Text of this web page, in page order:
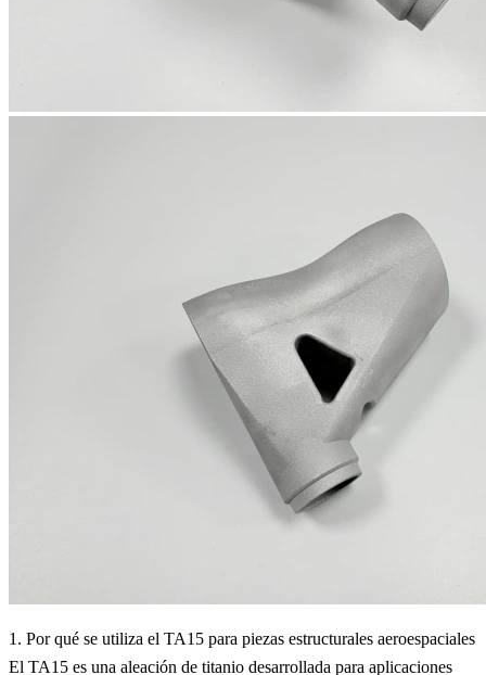
1. Por qué se utiliza el TA15 para piezas estructurales aeroespaciales
El TA15 es una aleación de titanio desarrollada para aplicaciones